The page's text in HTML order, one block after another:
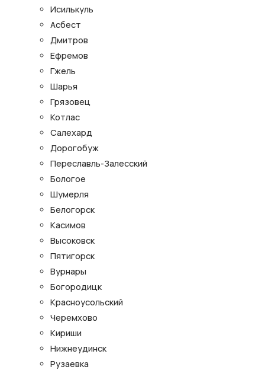
Исилькуль
Асбест
Дмитров
Ефремов
Гжель
Шарья
Грязовец
Котлас
Салехард
Дорогобуж
Переславль-Залесский
Бологое
Шумерля
Белогорск
Касимов
Высоковск
Пятигорск
Вурнары
Богородицк
Красноусольский
Черемхово
Кириши
Нижнеудинск
Рузаевка